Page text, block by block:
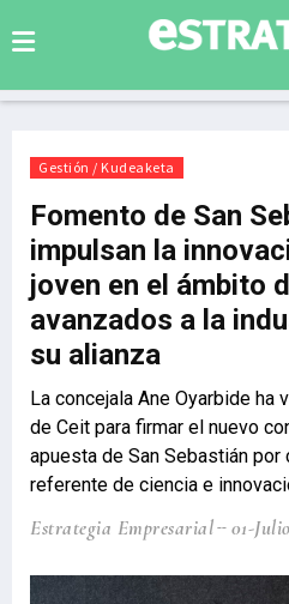
Gestión / Kudeaketa
Fomento de San
impulsan la
joven en el ámbito
avanzados a la
su alianza
La concejala Ane Oyarbide
de Ceit para firmar el nuevo
apuesta de San Sebastián por
referente de ciencia e
Estrategia Empresarial 01-